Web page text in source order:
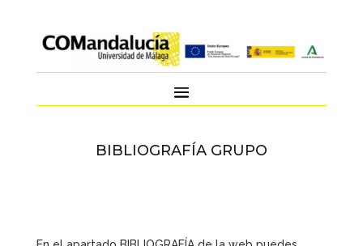
BIBLIOGRAFÍA GRUPO